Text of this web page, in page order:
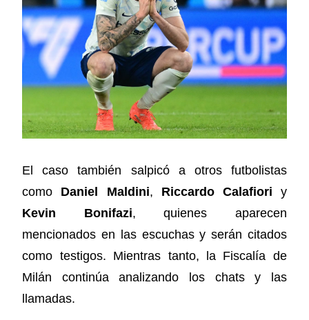
El caso también salpicó a otros futbolistas
como Daniel Maldini, Riccardo Calafiori y
Kevin Bonifazi, quienes aparecen
mencionados en las escuchas y serán citados
como testigos. Mientras tanto, la Fiscalía de
Milán continúa analizando los chats y las
llamadas.